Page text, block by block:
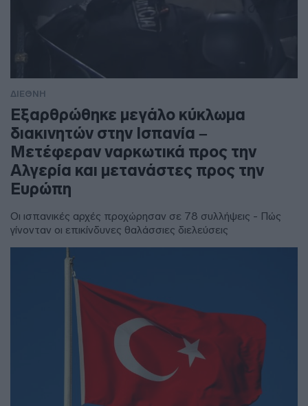
ΔΙΕΘΝΗ
Εξαρθρώθηκε μεγάλο κύκλωμα
διακινητών στην Ισπανία –
Μετέφεραν ναρκωτικά προς την
Αλγερία και μετανάστες προς την
Ευρώπη
Οι ισπανικές αρχές προχώρησαν σε 78 συλλήψεις - Πώς
γίνονταν οι επικίνδυνες θαλάσσιες διελεύσεις